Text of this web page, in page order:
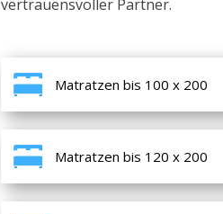
vertrauensvoller Partner.
Matratzen bis 100 x 200
Matratzen bis 120 x 200